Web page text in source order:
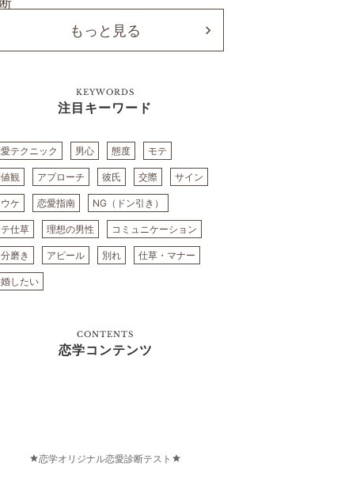
もっと見る
KEYWORDS
注目キーワード
テクニック 男心 態度 モテ
観 アプローチ 彼氏 交際 サイン
ケ 恋愛指南 NG（ドン引き）
仕草 理想の男性 コミュニケーション
磨き アピール 別れ 仕草・マナー
したい
CONTENTS
恋学コンテンツ
恋学オリジナル恋愛診断テスト